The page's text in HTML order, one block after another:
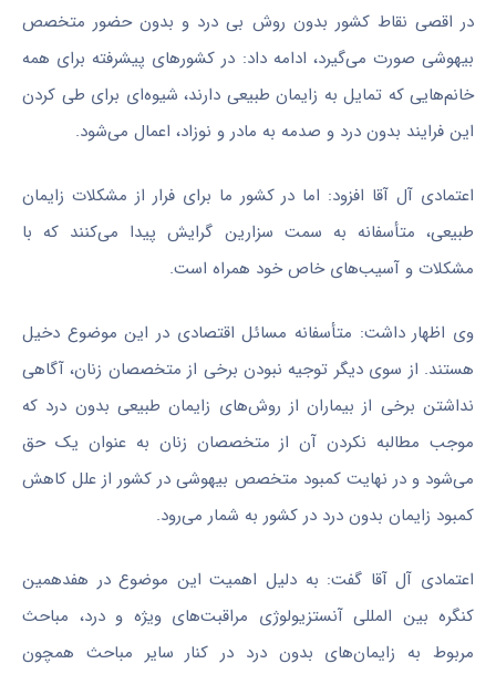
در اقصی نقاط کشور بدون روش بی درد و بدون حضور متخصص
بیهوشی صورت می‌گیرد، ادامه داد: در کشورهای پیشرفته برای همه
خانم‌هایی که تمایل به زایمان طبیعی دارند، شیوه‌ای برای طی کردن
این فرایند بدون درد و صدمه به مادر و نوزاد، اعمال می‌شود.
اعتمادی آل آقا افزود: اما در کشور ما برای فرار از مشکلات زایمان
طبیعی، متأسفانه به سمت سزارین گرایش پیدا می‌کنند که با
مشکلات و آسیب‌های خاص خود همراه است.
وی اظهار داشت: متأسفانه مسائل اقتصادی در این موضوع دخیل
هستند. از سوی دیگر توجیه نبودن برخی از متخصصان زنان، آگاهی
نداشتن برخی از بیماران از روش‌های زایمان طبیعی بدون درد که
موجب مطالبه نکردن آن از متخصصان زنان به عنوان یک حق
می‌شود و در نهایت کمبود متخصص بیهوشی در کشور از علل کاهش
کمبود زایمان بدون درد در کشور به شمار می‌رود.
اعتمادی آل آقا گفت: به دلیل اهمیت این موضوع در هفدهمین
کنگره بین المللی آنستزیولوژی مراقبت‌های ویژه و درد، مباحث
مربوط به زایمان‌های بدون درد در کنار سایر مباحث همچون